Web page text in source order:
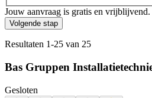
Jouw aanvraag is gratis en vrijblijvend.
Volgende stap
Resultaten 1-25 van 25
Bas Gruppen
Gesloten